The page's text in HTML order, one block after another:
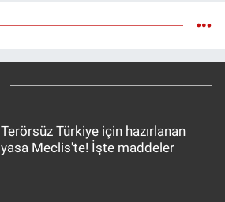
Terörsüz Türkiye için hazırlanan
yasa Meclis'te! İşte maddeler